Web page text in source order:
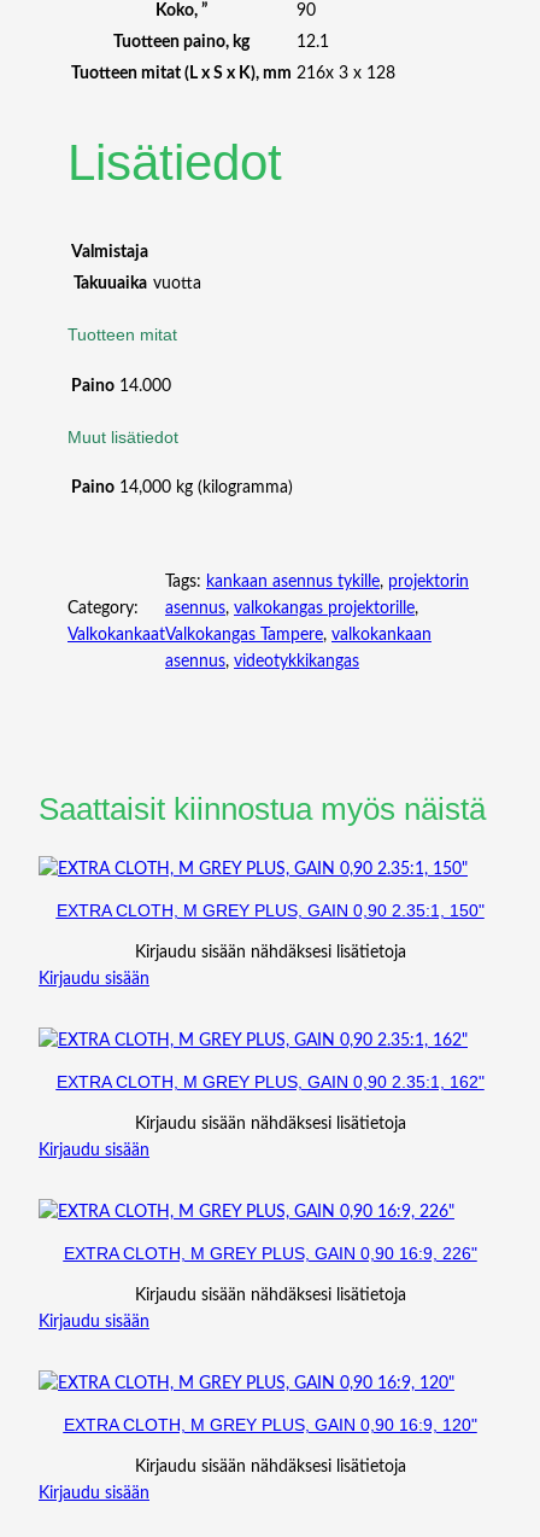
E
C
Koko, ”
90
Tuotteen paino, kg
12.1
Tuotteen mitat (L x S x K), mm 216x 3 x 128
Lisätiedot
Valmistaja
Takuuaika vuotta
Tuotteen mitat
Paino 14.000
Muut lisätiedot
Paino 14,000 kg (kilogramma)
Category:
Valkokankaat
Tags: kankaan asennus tykille, projektorin
asennus, valkokangas projektorille
Valkokangas Tampere, valkokankaan
asennus, videotykkikangas
Saattaisit kiinnostua myös näistä
EXTRA CLOTH, M GREY PLUS, GAIN 0,90 2.35:1, 150"
Kirjaudu sisään nähdäksesi lisätietoja
Kirjaudu sisään
EXTRA CLOTH, M GREY PLUS, GAIN 0,90 2.35:1, 162"
Kirjaudu sisään nähdäksesi lisätietoja
Kirjaudu sisään
EXTRA CLOTH, M GREY PLUS, GAIN 0,90 16:9, 226"
Kirjaudu sisään nähdäksesi lisätietoja
Kirjaudu sisään
EXTRA CLOTH, M GREY PLUS, GAIN 0,90 16:9, 120"
Kirjaudu sisään nähdäksesi lisätietoja
Kirjaudu sisään